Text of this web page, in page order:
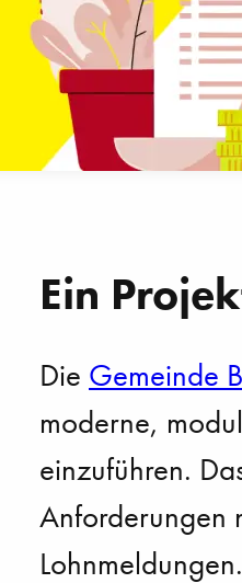
Ein
Die Gemeinde
moderne,
einzuführen.
Anforderungen